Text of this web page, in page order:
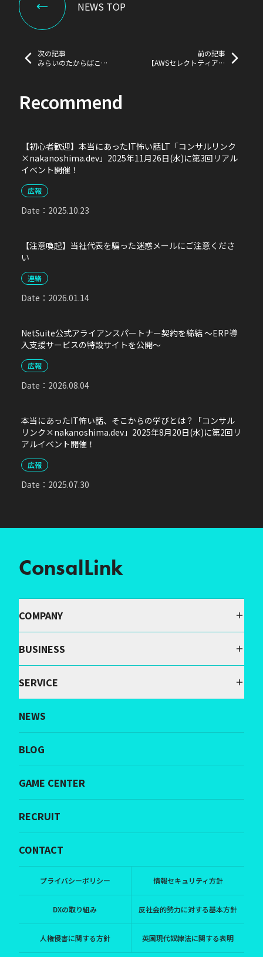
NEWS TOP
次の記事
みらいのたからばこ
ー”の1社として掲載され
ました！
前の記事
【AWSセレクトティアサ
Recommend
【初心者歓迎】本当にあったIT怖い話LT「コンサルリンク
×nakanoshima.dev」2025年11月26日(水)に第3回リアル
イベント開催！
広報
Date： 2025.10.23
【注意喚起】当社代表を騙った迷惑メールにご注意くださ
い
連絡
Date： 2026.01.14
NetSuite公式アライアンスパートナー契約を締結 ～ERP導
入支援サービスの特設サイトを公開～
広報
Date： 2026.08.04
本当にあったIT怖い話、そこからの学びとは？「コンサル
リンク×nakanoshima.dev」2025年8月20日(水)に第2回リ
アルイベント開催！
広報
Date： 2025.07.30
ConsalLink
COMPANY
BUSINESS
SERVICE
NEWS
BLOG
GAME CENTER
RECRUIT
CONTACT
プライバシーポリシー 情報セキュリティ方針
DXの取り組み 反社会的勢力に対する基本方針
人権侵害に関する方針 英国現代奴隷法に関する表明